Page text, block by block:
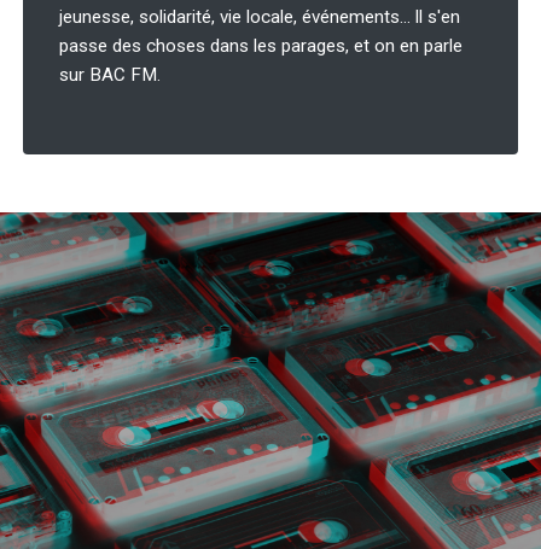
jeunesse, solidarité, vie locale, événements… ll s'en
passe des choses dans les parages, et on en parle
sur BAC FM.